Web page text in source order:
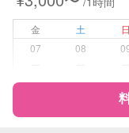
病児対応
金 土 日
07
08